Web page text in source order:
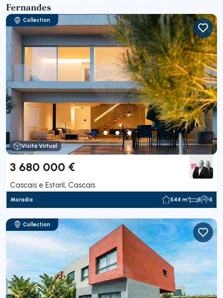
Fernandes
Collection
Visita Virtual
3 680 000 €
Cascais e Estoril, Cascais
Moradia 544 m² 5 5
Collection